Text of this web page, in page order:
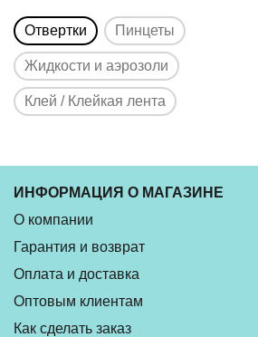
Отвертки Пинцеты
Жидкости и аэрозоли
Клей / Клейкая лента
ИНФОРМАЦИЯ О МАГАЗИНЕ
О компании
Гарантия и возврат
Оплата и доставка
Оптовым клиентам
Как сделать заказ